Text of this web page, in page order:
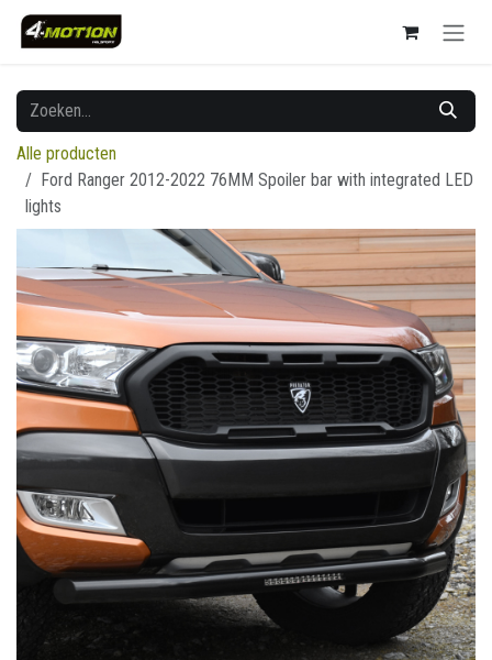
Overslaan naar inhoud
Alle producten
Ford Ranger 2012-2022 76MM Spoiler bar with integrated LED
lights